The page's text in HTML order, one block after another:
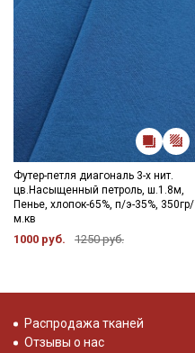
Футер-петля диагональ 3-х нит.
цв.Насыщенный петроль, ш.1.8м,
Пенье, хлопок-65%, п/э-35%, 350гр/
м.кв
1000 руб. 1250 руб.
Распродажа тканей
Отзывы о нас